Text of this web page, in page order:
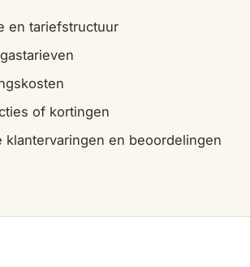
en tariefstructuur
of kortingen
klantervaringen en beoordelingen